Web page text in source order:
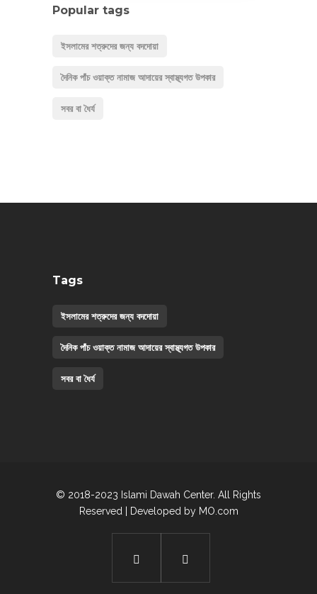
Popular tags
ইসলামের শত্রুদের জন্য বদদোয়া
দৈনিক পাঁচ ওয়াক্ত নামাজ আদায়ের স্বাস্থ্যগত উপকার
সবর বা ধৈর্য
Tags
ইসলামের শত্রুদের জন্য বদদোয়া
দৈনিক পাঁচ ওয়াক্ত নামাজ আদায়ের স্বাস্থ্যগত উপকার
সবর বা ধৈর্য
© 2018-2023 Islami Dawah Center. All Rights
Reserved | Developed by MO.com